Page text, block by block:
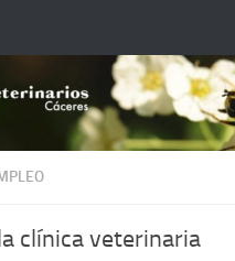
clínica veterinaria